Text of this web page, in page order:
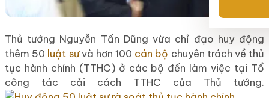
Thủ tướng Nguyễn Tấn Dũng vừa chỉ đạo huy động
thêm 50 luật sưvà hơn 100 cán bộ chuyên trách về thủ
tục hành chính (TTHC) ở các bộ đến làm việc tại Tổ
công tác cải cách TTHC của Thủ tướng.